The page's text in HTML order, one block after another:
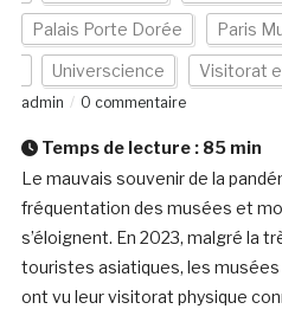
Palais Porte Dorée Paris
Universcience Visitorat
admin
0 commentaire
Temps de lecture : 85 min
Le mauvais souvenir de la
fréquentation des musées et
s’éloignent. En 2023, malgré la
touristes asiatiques, les
ont vu leur visitorat physique